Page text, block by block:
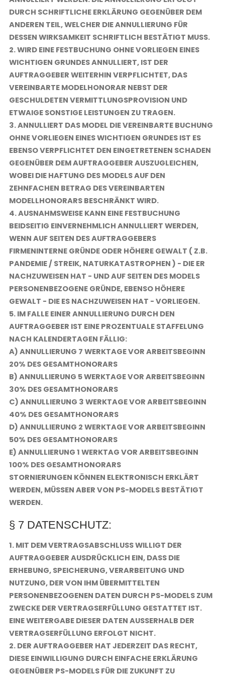
DURCH SCHRIFTLICHE ERKLÄRUNG GEGENÜBER DEM
ANDEREN TEIL, WELCHER DIE ANNULLIERUNG FÜR
DESSEN WIRKSAMKEIT SCHRIFTLICH BESTÄTIGT MUSS.
2. WIRD EINE FESTBUCHUNG OHNE VORLIEGEN EINES
WICHTIGEN GRUNDES ANNULLIERT, IST DER
AUFTRAGGEBER WEITERHIN VERPFLICHTET, DAS
VEREINBARTE MODELHONORAR NEBST DER
GESCHULDETEN VERMITTLUNGSPROVISION UND
ETWAIGE SONSTIGE LEISTUNGEN ZU TRAGEN.
3. ANNULLIERT DAS MODEL DIE VEREINBARTE BUCHUNG
OHNE VORLIEGEN EINES WICHTIGEN GRUNDES IST ES
EBENSO VERPFLICHTET DEN EINGETRETENEN SCHADEN
GEGENÜBER DEM AUFTRAGGEBER AUSZUGLEICHEN,
WOBEI DIE HAFTUNG DES MODELS AUF DEN
ZEHNFACHEN BETRAG DES VEREINBARTEN
MODELLHONORARS BESCHRÄNKT WIRD.
4. AUSNAHMSWEISE KANN EINE FESTBUCHUNG
BEIDSEITIG EINVERNEHMLICH ANNULLIERT WERDEN,
WENN AUF SEITEN DES AUFTRAGGEBERS
FIRMENINTERNE GRÜNDE ODER HÖHERE GEWALT ( Z.B.
PANDEMIE / STREIK, NATURKATASTROPHEN ) - DIE ER
NACHZUWEISEN HAT - UND AUF SEITEN DES MODELS
PERSONENBEZOGENE GRÜNDE, EBENSO HÖHERE
GEWALT - DIE ES NACHZUWEISEN HAT - VORLIEGEN.
5. IM FALLE EINER ANNULLIERUNG DURCH DEN
AUFTRAGGEBER IST EINE PROZENTUALE STAFFELUNG
NACH KALENDERTAGEN FÄLLIG:
A) ANNULLIERUNG 7 WERKTAGE VOR ARBEITSBEGINN
20% DES GESAMTHONORARS
B) ANNULLIERUNG 5 WERKTAGE VOR ARBEITSBEGINN
30% DES GESAMTHONORARS
C) ANNULLIERUNG 3 WERKTAGE VOR ARBEITSBEGINN
40% DES GESAMTHONORARS
D) ANNULLIERUNG 2 WERKTAGE VOR ARBEITSBEGINN
50% DES GESAMTHONORARS
E) ANNULLIERUNG 1 WERKTAG VOR ARBEITSBEGINN
100% DES GESAMTHONORARS
STORNIERUNGEN KÖNNEN ELEKTRONISCH ERKLÄRT
WERDEN, MÜSSEN ABER VON PS-MODELS BESTÄTIGT
WERDEN.
§ 7 DATENSCHUTZ:
1. MIT DEM VERTRAGSABSCHLUSS WILLIGT DER
AUFTRAGGEBER AUSDRÜCKLICH EIN, DASS DIE
ERHEBUNG, SPEICHERUNG, VERARBEITUNG UND
NUTZUNG, DER VON IHM ÜBERMITTELTEN
PERSONENBEZOGENEN DATEN DURCH PS-MODELS ZUM
ZWECKE DER VERTRAGSERFÜLLUNG GESTATTET IST.
EINE WEITERGABE DIESER DATEN AUSSERHALB DER V
ERTRAGSERFÜLLUNG ERFOLGT NICHT.
2. DER AUFTRAGGEBER HAT JEDERZEIT DAS RECHT,
DIESE EINWILLIGUNG DURCH EINFACHE ERKLÄRUNG
GEGENÜBER PS-MODELS FÜR DIE ZUKUNFT ZU